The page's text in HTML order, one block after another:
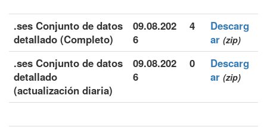
.ses Conjunto de datos
detallado (Completo)
09.08.202
6
4
Descarg
ar (zip)
.ses Conjunto de datos
detallado
(actualización diaria)
09.08.202
6
0
Descarg
ar (zip)